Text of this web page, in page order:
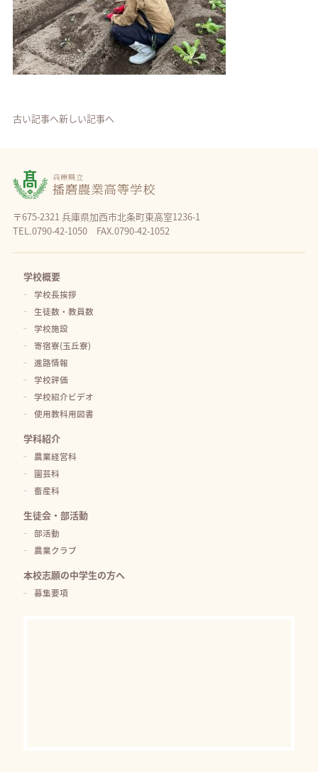
古い記事へ新しい記事へ
〒675-2321 兵庫県加西市北条町東高室1236-1
TEL.0790-42-1050 FAX.0790-42-1052
学校概要
学校長挨拶
生徒数・教員数
学校施設
寄宿寮(玉丘寮)
進路情報
学校評価
学校紹介ビデオ
使用教科用図書
学科紹介
農業経営科
園芸科
畜産科
生徒会・部活動
部活動
農業クラブ
本校志願の中学生の方へ
募集要項